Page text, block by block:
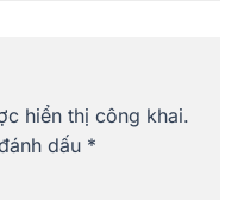
hiển thị công khai.
dấu *